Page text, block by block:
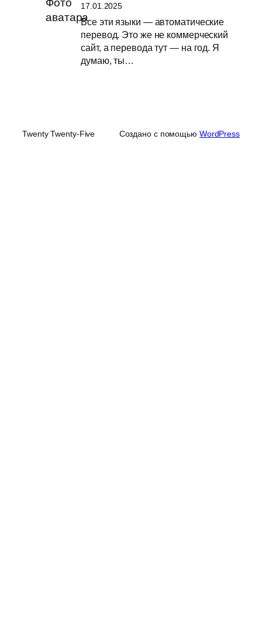
17.01.2025
Все эти языки — автоматические
перевод. Это же не коммерческий
сайт, а перевода тут — на год. Я
думаю, ты…
Twenty Twenty-Five Создано с помощью WordPress